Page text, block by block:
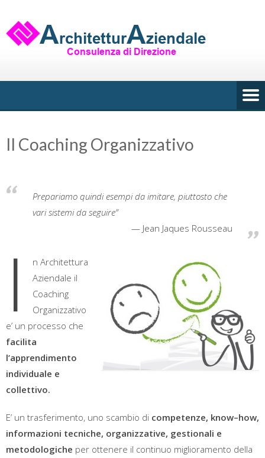
content
Il Coaching Organizzativo
Prepariamo quindi esempi da imitare, piuttosto che
vari sistemi da seguire”
Jean Jaques Rousseau
I
n Architettura
Aziendale il
Coaching
Organizzativo
e’ un processo che
facilita
l’apprendimento
individuale e
collettivo.
E’ un trasferimento, uno scambio di competenze, know–how,
informazioni tecniche, organizzative, gestionali e
metodologiche per ottenere il continuo miglioramento della